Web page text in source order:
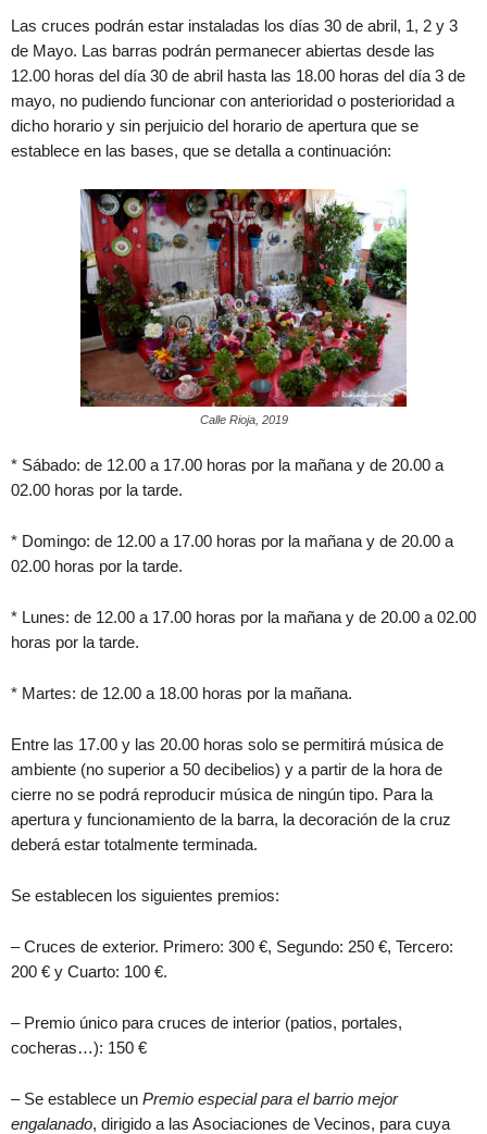
Las cruces podrán estar instaladas los días 30 de abril, 1, 2 y 3
de Mayo. Las barras podrán permanecer abiertas desde las
12.00 horas del día 30 de abril hasta las 18.00 horas del día 3 de
mayo, no pudiendo funcionar con anterioridad o posterioridad a
dicho horario y sin perjuicio del horario de apertura que se
establece en las bases, que se detalla a continuación:
Calle Rioja, 2019
* Sábado: de 12.00 a 17.00 horas por la mañana y de 20.00 a
02.00 horas por la tarde.
* Domingo: de 12.00 a 17.00 horas por la mañana y de 20.00 a
02.00 horas por la tarde.
* Lunes: de 12.00 a 17.00 horas por la mañana y de 20.00 a 02.00
horas por la tarde.
* Martes: de 12.00 a 18.00 horas por la mañana.
Entre las 17.00 y las 20.00 horas solo se permitirá música de
ambiente (no superior a 50 decibelios) y a partir de la hora de
cierre no se podrá reproducir música de ningún tipo. Para la
apertura y funcionamiento de la barra, la decoración de la cruz
deberá estar totalmente terminada.
Se establecen los siguientes premios:
– Cruces de exterior. Primero: 300 €, Segundo: 250 €, Tercero:
200 € y Cuarto: 100 €.
– Premio único para cruces de interior (patios, portales,
cocheras…): 150 €
– Se establece un Premio especial para el barrio mejor
engalanado, dirigido a las Asociaciones de Vecinos, para cuya